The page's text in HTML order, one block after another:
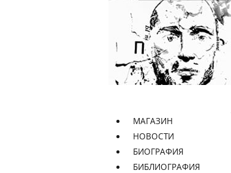
МАГАЗИН
НОВОСТИ
БИОГРАФИЯ
БИБЛИОГРАФИЯ